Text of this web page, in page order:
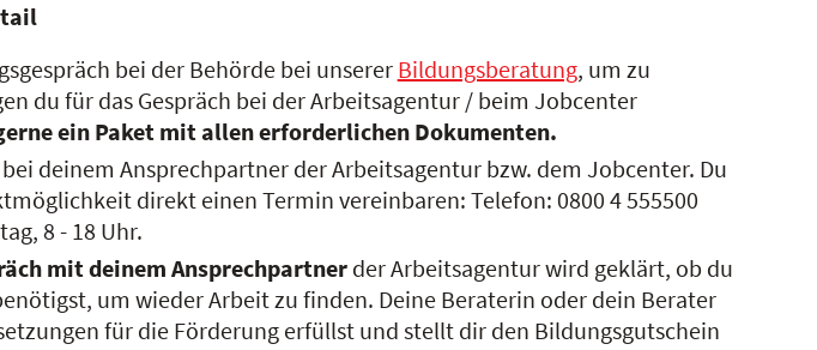
bei der Behörde bei unserer Bildungsberatung, um zu
du für das Gespräch bei der Arbeitsagentur / beim Jobcenter
ein Paket mit allen erforderlichen Dokumenten.
deinem Ansprechpartner der Arbeitsagentur bzw. dem Jobcenter. Du
direkt einen Termin vereinbaren: Telefon: 0800 4 555500
8 - 18 Uhr.
mit deinem Ansprechpartnerder Arbeitsagentur wird geklärt, ob du
um wieder Arbeit zu finden. Deine Beraterin oder dein Berater
für die Förderung erfüllst und stellt dir den Bildungsgutschein